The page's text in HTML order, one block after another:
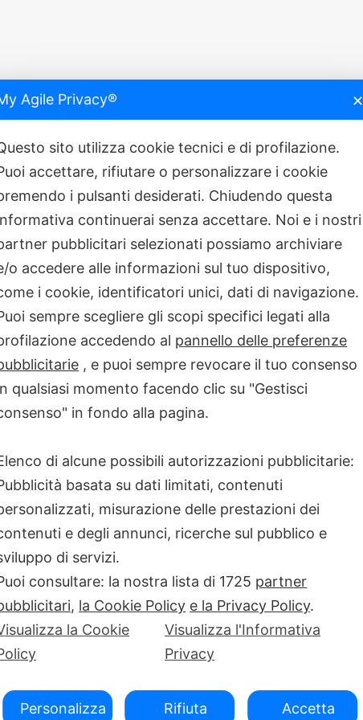
chirurgici made in China
TECNOLOGIA
da sapere
OCULISTICA
Bietti per proteggere gli occhi
OCULISTICA
presente MALATTIE RARE
per la
del Fegato.[…]
Agile Privacy® ✕
sito utilizza cookie tecnici e di profilazione.
accettare, rifiutare o personalizzare i cookie
i pulsanti desiderati. Chiudendo questa
continuerai senza accettare. Noi e i nostri
pubblicitari selezionati possiamo archiviare
o accedere alle informazioni sul tuo dispositivo,
i cookie, identificatori unici, dati di navigazione.
sempre scegliere gli scopi specifici legati alla
accedendo al pannello delle preferenze
, e puoi sempre revocare il tuo consenso
qualsiasi momento facendo clic su "Gestisci
in fondo alla pagina.
di alcune possibili autorizzazioni pubblicitarie:
basata su dati limitati, contenuti
misurazione delle prestazioni dei
e degli annunci, ricerche sul pubblico e
di servizi.
consultare: la nostra lista di 1725 partner
, la Cookie Policy e la Privacy Policy.
la Cookie
Visualizza l'Informativa
Privacy
Personalizza Rifiuta Accetta